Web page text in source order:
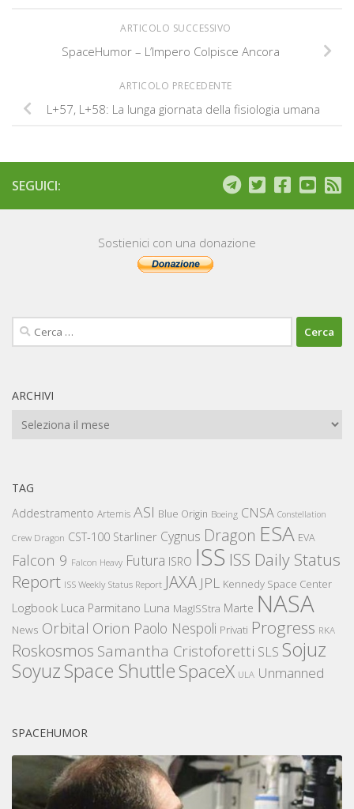
ARTICOLO SUCCESSIVO
SpaceHumor – L’Impero Colpisce Ancora
ARTICOLO PRECEDENTE
L+57, L+58: La lunga giornata della fisiologia umana
SEGUICI:
Sostienici con una donazione
Ricerca
per:
ARCHIVI
Archivi
TAG
Addestramento Artemis ASI Blue Origin Boeing CNSA Constellation
Crew Dragon CST-100 Starliner Cygnus Dragon ESA EVA
Falcon 9 Falcon Heavy Futura ISRO ISS ISS Daily Status
Report ISS Weekly Status Report JAXA JPL Kennedy Space Center
Logbook Luca Parmitano Luna MagISStra Marte NASA
News Orbital Orion Paolo Nespoli Privati Progress RKA
Roskosmos Samantha Cristoforetti SLS Sojuz
SoyuzSpace ShuttleSpaceX ULA Unmanned
SPACEHUMOR